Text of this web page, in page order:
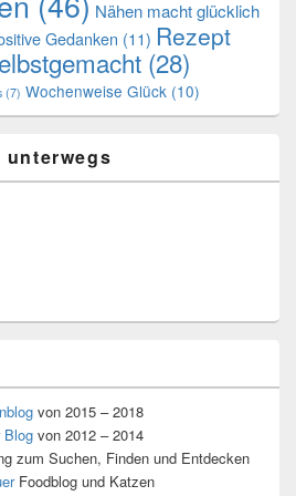
Nähen macht glücklich
Gedanken (11) Rezept
(28)
(7) Wochenweise Glück (10)
von 2015 – 2018
Blogvon 2012 – 2014
zum Suchen, Finden und Entdecken
Foodblog und Katzen